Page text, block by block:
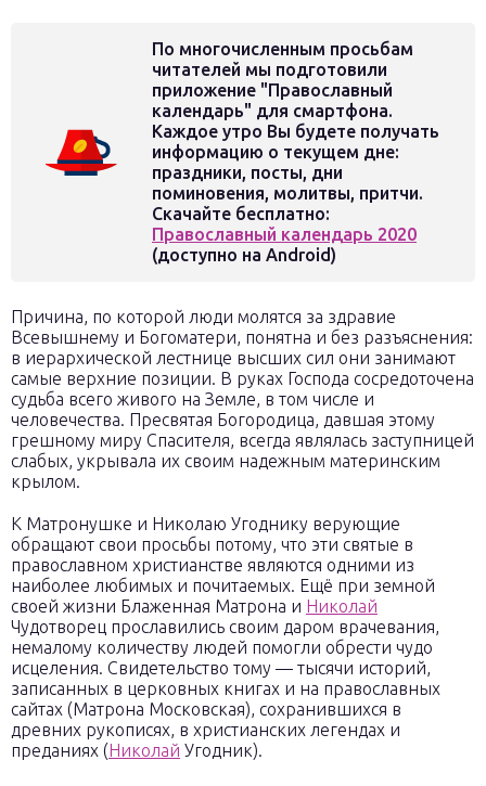
По многочисленным просьбам
читателей мы подготовили
приложение "Православный
календарь" для смартфона.
Каждое утро Вы будете получать
информацию о текущем дне:
праздники, посты, дни
поминовения, молитвы, притчи.
Скачайте бесплатно:
Православный календарь 2020
(доступно на Android)
Причина, по которой люди молятся за здравие
Всевышнему и Богоматери, понятна и без разъяснения:
в иерархической лестнице высших сил они занимают
самые верхние позиции. В руках Господа сосредоточена
судьба всего живого на Земле, в том числе и
человечества. Пресвятая Богородица, давшая этому
грешному миру Спасителя, всегда являлась заступницей
слабых, укрывала их своим надежным материнским
крылом.
К Матронушке и Николаю Угоднику верующие
обращают свои просьбы потому, что эти святые в
православном христианстве являются одними из
наиболее любимых и почитаемых. Ещё при земной
своей жизни Блаженная Матрона и Николай
Чудотворец прославились своим даром врачевания,
немалому количеству людей помогли обрести чудо
исцеления. Свидетельство тому — тысячи историй,
записанных в церковных книгах и на православных
сайтах (Матрона Московская), сохранившихся в
древних рукописях, в христианских легендах и
преданиях (Николай Угодник).